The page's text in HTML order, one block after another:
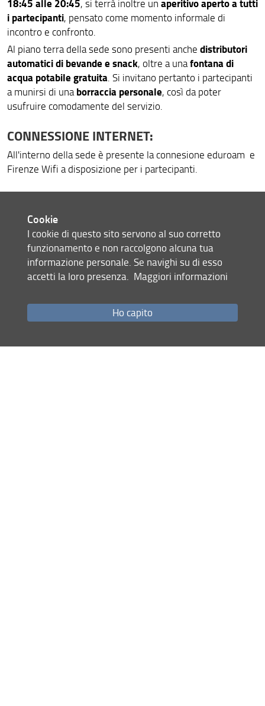
18:45 alle 20:45, si terrà inoltre un aperitivo aperto a tutti
i partecipanti, pensato come momento informale di
incontro e confronto.
Al piano terra della sede sono presenti anche distributori
automatici di bevande e snack, oltre a unafontana di
acqua potabile gratuita. Si invitano pertanto i partecipanti
a munirsi di unaborraccia personale, così da poter
usufruire comodamente del servizio.
CONNESSIONE INTERNET:
All'interno della sede è presente la connesione eduroam e
Firenze Wifi a disposizione per i partecipanti.
SAGAS-Dipartimento di Storia, Archeologia, Geografia, Arte e Spettacolo
Cookie
I cookie di questo sito servono al suo corretto
funzionamento e non raccolgono alcuna tua
informazione personale. Se navighi su di esso
accetti la loro presenza. Maggiori informazioni
Ho capito